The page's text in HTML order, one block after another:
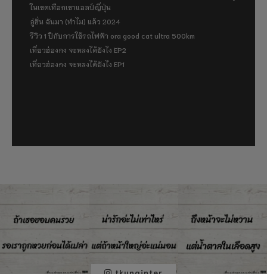
ในเขตเทือกเขาแอลป์ญี่ปุ่น
อู่ฮั่น ฉันมา (ทำไม) แล้ว 2024
รีวิว 1 ปีกับการใช้รถไฟฟ้า ora good cat ultra 500km
เที่ยวฮ่องกง จะหลงได้ยังไง EP2
เที่ยวฮ่องกง จะหลงได้ยังไง EP1